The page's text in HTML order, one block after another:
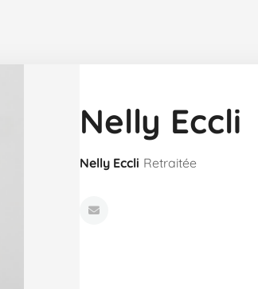
Nelly Eccli
Nelly Eccli Retraitée